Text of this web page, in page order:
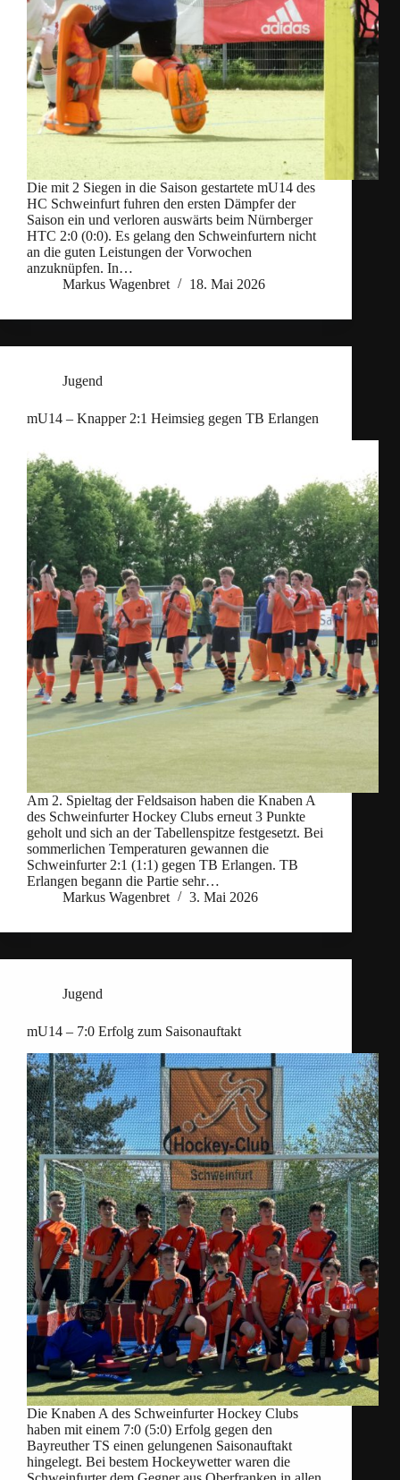
Die mit 2 Siegen in die Saison gestartete mU14 des
HC Schweinfurt fuhren den ersten Dämpfer der
Saison ein und verloren auswärts beim Nürnberger
HTC 2:0 (0:0). Es gelang den Schweinfurtern nicht
an die guten Leistungen der Vorwochen
anzuknüpfen. In…
Markus Wagenbret
18. Mai 2026
Jugend
mU14 – Knapper 2:1 Heimsieg gegen TB Erlangen
Am 2. Spieltag der Feldsaison haben die Knaben A
des Schweinfurter Hockey Clubs erneut 3 Punkte
geholt und sich an der Tabellenspitze festgesetzt. Bei
sommerlichen Temperaturen gewannen die
Schweinfurter 2:1 (1:1) gegen TB Erlangen. TB
Erlangen begann die Partie sehr…
Markus Wagenbret
3. Mai 2026
Jugend
mU14 – 7:0 Erfolg zum Saisonauftakt
Die Knaben A des Schweinfurter Hockey Clubs
haben mit einem 7:0 (5:0) Erfolg gegen den
Bayreuther TS einen gelungenen Saisonauftakt
hingelegt. Bei bestem Hockeywetter waren die